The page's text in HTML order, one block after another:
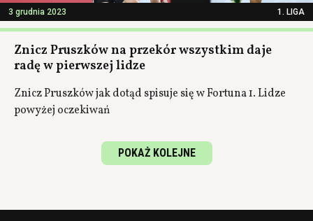
3 grudnia 2023 1. LIGA
Znicz Pruszków na przekór wszystkim daje
radę w pierwszej lidze
Znicz Pruszków jak dotąd spisuje się w Fortuna 1. Lidze
powyżej oczekiwań
POKAŻ KOLEJNE